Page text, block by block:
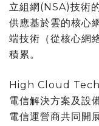
立組網(NSA)技術
供應基於雲的核心
端技術（從核心網
積累。
High Cloud
電信解決方案及設
電信運營商共同開